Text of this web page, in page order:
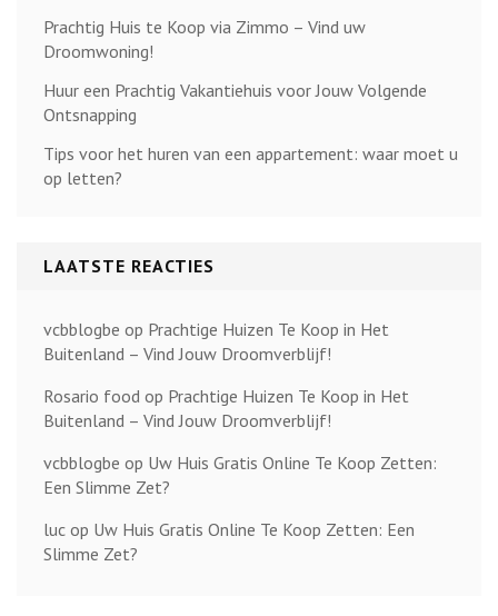
Prachtig Huis te Koop via Zimmo – Vind uw
Droomwoning!
Huur een Prachtig Vakantiehuis voor Jouw Volgende
Ontsnapping
Tips voor het huren van een appartement: waar moet u
op letten?
LAATSTE REACTIES
vcbblogbe op Prachtige Huizen Te Koop in Het
Buitenland – Vind Jouw Droomverblijf!
Rosario food op Prachtige Huizen Te Koop in Het
Buitenland – Vind Jouw Droomverblijf!
vcbblogbe op Uw Huis Gratis Online Te Koop Zetten:
Een Slimme Zet?
luc op Uw Huis Gratis Online Te Koop Zetten: Een
Slimme Zet?